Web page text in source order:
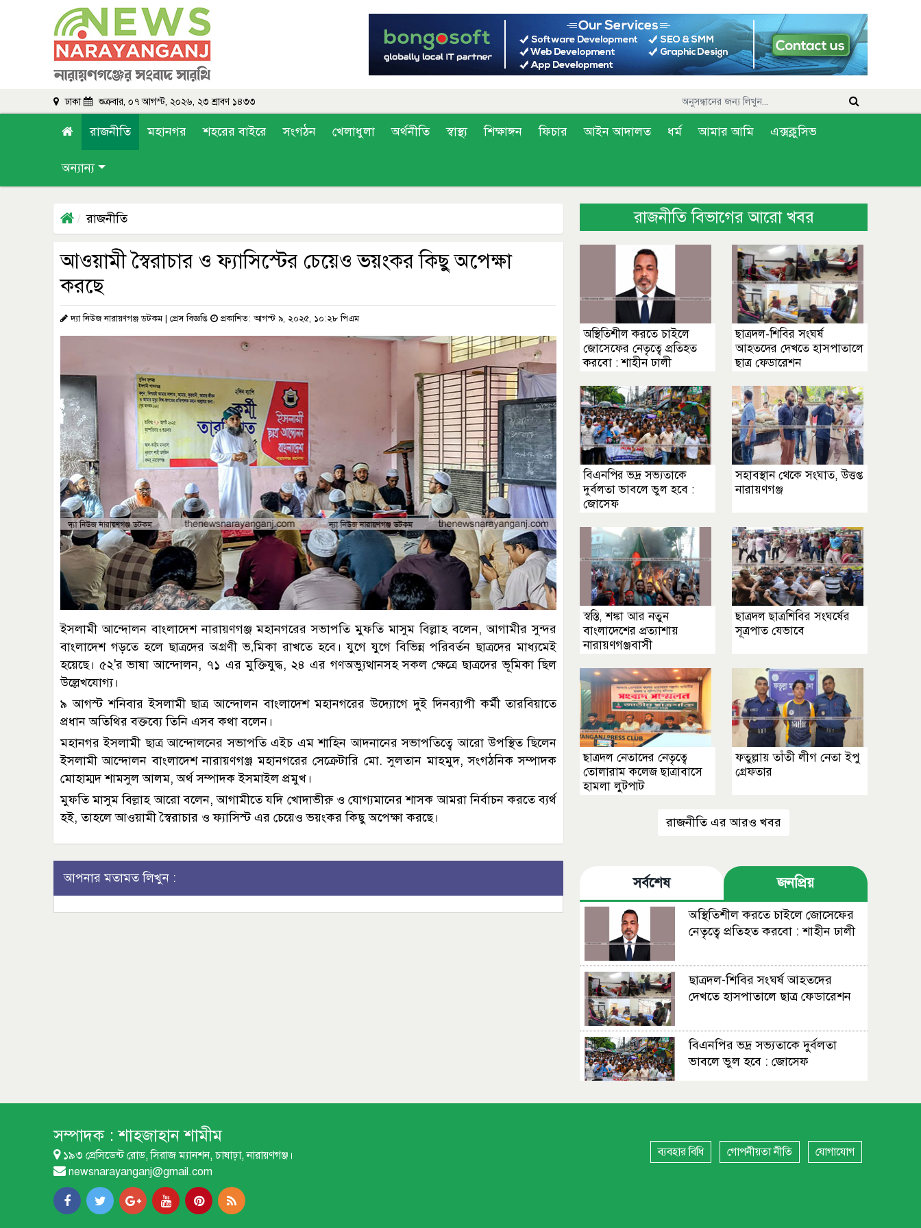
ঢাকা শুক্রবার, ০৭ আগস্ট, ২০২৬, ২৩ শ্রাবণ ১৪৩৩
রাজনীতি মহানগর শহরের বাইরে সংগঠন খেলাধুলা অর্থনীতি স্বাস্থ্য শিক্ষাঙ্গন ফিচার আইন আদালত ধর্ম আমার আমি এক্সক্লুসিভ
অন্যান্য
রাজনীতি
আওয়ামী স্বৈরাচার ও ফ্যাসিস্টের চেয়েও ভয়ংকর কিছু অপেক্ষা
করছে
দ্যা নিউজ নারায়ণগঞ্জ ডটকম | প্রেস বিজ্ঞপ্তি প্রকাশিত: আগস্ট ৯, ২০২৫, ১০:২৮ পিএম
ইসলামী আন্দোলন বাংলাদেশ নারায়ণগঞ্জ মহানগরের সভাপতি মুফতি মাসুম বিল্লাহ বলেন, আগামীর সুন্দর
বাংলাদেশ গড়তে হলে ছাত্রদের অগ্রণী ভ‚মিকা রাখতে হবে। যুগে যুগে বিভিন্ন পরিবর্তন ছাত্রদের মাধ্যমেই
হয়েছে। ৫২'র ভাষা আন্দোলন, ৭১ এর মুক্তিযুদ্ধ, ২৪ এর গণঅভ্যুত্থানসহ সকল ক্ষেত্রে ছাত্রদের ভূমিকা ছিল
উল্লেখযোগ্য।
৯ আগস্ট শনিবার ইসলামী ছাত্র আন্দোলন বাংলাদেশ মহানগরের উদ্যোগে দুই দিনব্যাপী কর্মী তারবিয়াতে
প্রধান অতিথির বক্তব্যে তিনি এসব কথা বলেন।
মহানগর ইসলামী ছাত্র আন্দোলনের সভাপতি এইচ এম শাহিন আদনানের সভাপতিত্বে আরো উপস্থিত ছিলেন
ইসলামী আন্দোলন বাংলাদেশ নারায়ণগঞ্জ মহানগরের সেক্রেটারি মো. সুলতান মাহমুদ, সংগঠনিক সম্পাদক
মোহাম্মদ শামসুল আলম, অর্থ সম্পাদক ইসমাইল প্রমুখ।
মুফতি মাসুম বিল্লাহ আরো বলেন, আগামীতে যদি খোদাভীরু ও যোগ্যমানের শাসক আমরা নির্বাচন করতে ব্যর্থ
হই, তাহলে আওয়ামী স্বৈরাচার ও ফ্যাসিস্ট এর চেয়েও ভয়ংকর কিছু অপেক্ষা করছে।
আপনার মতামত লিখুন :
রাজনীতি বিভাগের আরো খবর
অস্থিতিশীল করতে চাইলে
জোসেফের নেতৃত্বে প্রতিহত
করবো : শাহীন ঢালী
ছাত্রদল-শিবির সংঘর্ষ
আহতদের দেখতে হাসপাতালে
ছাত্র ফেডারেশন
বিএনপির ভদ্র সভ্যতাকে
দুর্বলতা ভাবলে ভুল হবে :
জোসেফ
সহাবস্থান থেকে সংঘাত, উত্তপ্ত
নারায়ণগঞ্জ
স্বস্তি, শঙ্কা আর নতুন
বাংলাদেশের প্রত্যাশায়
নারায়ণগঞ্জবাসী
ছাত্রদল ছাত্রশিবির সংঘর্ষের
সূত্রপাত যেভাবে
ছাত্রদল নেতাদের নেতৃত্বে
তোলারাম কলেজ ছাত্রাবাসে
হামলা লুটপাট
ফতুল্লায় তাঁতী লীগ নেতা ইপু
গ্রেফতার
রাজনীতি এর আরও খবর
সর্বশেষ জনপ্রিয়
অস্থিতিশীল করতে চাইলে জোসেফের
নেতৃত্বে প্রতিহত করবো : শাহীন ঢালী
ছাত্রদল-শিবির সংঘর্ষ আহতদের
দেখতে হাসপাতালে ছাত্র ফেডারেশন
বিএনপির ভদ্র সভ্যতাকে দুর্বলতা
ভাবলে ভুল হবে : জোসেফ
সম্পাদক :শাহজাহান শামীম
১৯৩ প্রেসিডেন্ট রোড, সিরাজ ম্যানশন, চাষাঢ়া, নারায়ণগঞ্জ।
newsnarayanganj@gmail.com
ব্যবহার বিধি গোপনীয়তা নীতি যোগাযোগ